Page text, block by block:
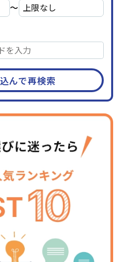
〜
んで再検索
ト・知識
(8)
ンクルージョン(5)
人事・労務(11)
運営(45) 目標管理
(7)
(30)
情報収集・分析 (24)
ング
(6)
業務改善